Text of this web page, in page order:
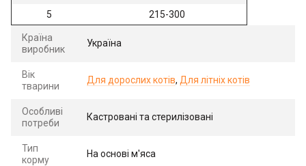
5
215-300
Країна
виробник
Україна
Вік
тварини
Для дорослих котів, Для літніх котів
Особливі
потреби
Кастровані та стерилізовані
Тип
корму
На основі м'яса